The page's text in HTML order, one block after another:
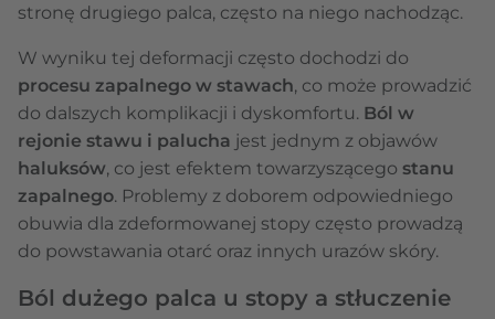
stronę drugiego palca, często na niego nachodząc.
W wyniku tej deformacji często dochodzi do
procesu zapalnego w stawach, co może prowadzić
do dalszych komplikacji i dyskomfortu. Ból w
rejonie stawu i palucha jest jednym z objawów
haluksów, co jest efektem towarzyszącego stanu
zapalnego. Problemy z doborem odpowiedniego
obuwia dla zdeformowanej stopy często prowadzą
do powstawania otarć oraz innych urazów skóry.
Ból dużego palca u stopy a stłuczenie